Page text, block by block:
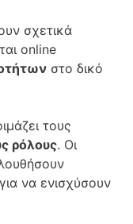
σχετικά
online
στο δικό
τους
ρόλους. Οι
για να ενισχύσουν